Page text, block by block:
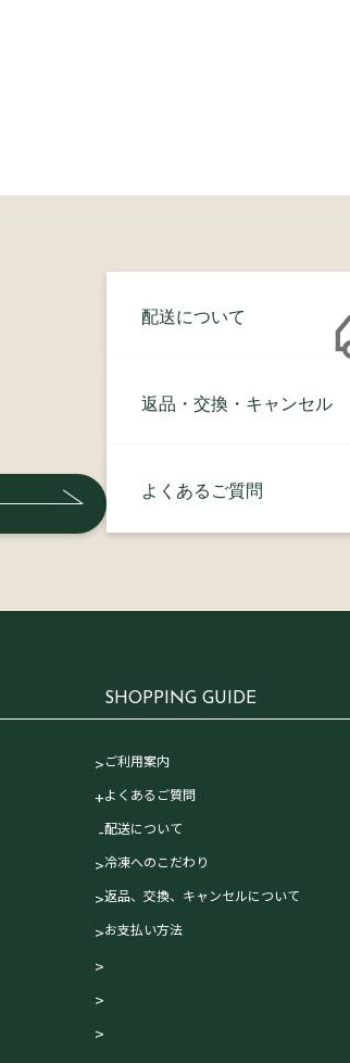
配送について
返品・交換・キャンセル
よくあるご質問
SHOPPING GUIDE
ご利用案内
よくあるご質問
配送について
冷凍へのこだわり
返品、交換、キャンセルについて
お支払い方法